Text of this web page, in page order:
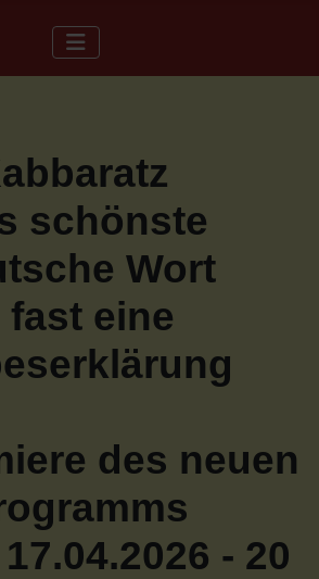
schönste
Wort
fast eine
des neuen
- 20